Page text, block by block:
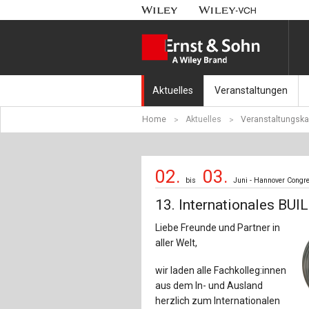
Aktuelles
Nachrichten
Aktuell erschienen
Erscheint in Kürze
Veranstaltungen
Münchener
Fachkonferenz
Symposium
Home Aktuelles
02. bis 03.Juni - Hannover
13. Internationales
Liebe Freunde und Partner in
aller Welt,
wir laden alle Fachkolleg:innen
aus dem In- und Ausland
herzlich zum Internationalen